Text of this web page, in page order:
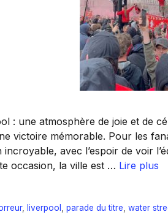
: une atmosphère de joie et de
victoire mémorable. Pour les
incroyable, avec l’espoir de voir
occasion, la ville est … Lire plus
, liverpool parade du titre water